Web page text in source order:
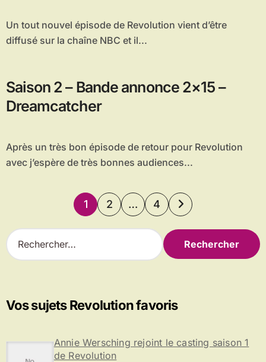
Un tout nouvel épisode de Revolution vient d’être
diffusé sur la chaîne NBC et il...
Saison 2 – Bande annonce 2×15 –
Dreamcatcher
Après un très bon épisode de retour pour Revolution
avec j’espère de très bonnes audiences...
Pagination
publications
1 2 … 4
R
e
r
c
Vos sujets Revolution favoris
Annie Wersching rejoint le casting saison 1
de Revolution